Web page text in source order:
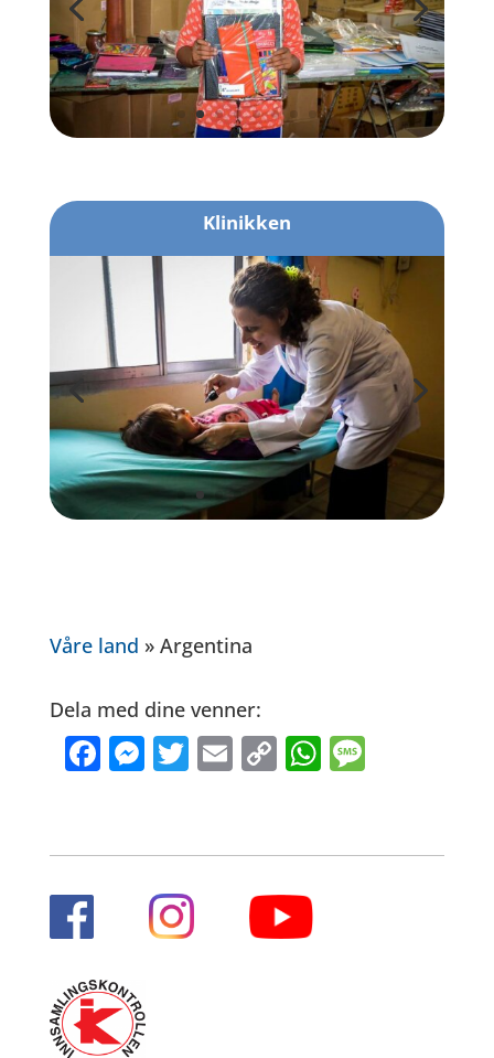
Klinikken
Våre land » Argentina
Dela med dine venner:
Facebook
Messenger
Twitter
Email
Copy Link
WhatsApp